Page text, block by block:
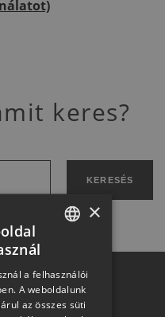
keres?
KERESÉS
a
HUNGARIAN
SLOVAK
GERMAN
×
a felhasználói
A weboldalunk
az összes süti